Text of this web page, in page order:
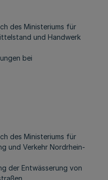
des Ministeriums für
und Handwerk
bei
des Ministeriums für
und Verkehr Nordrhein-
der Entwässerung von